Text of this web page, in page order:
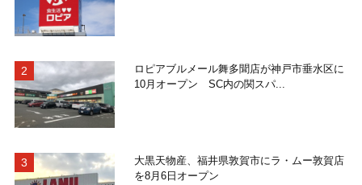
ロピアブルメール舞多聞店が神戸市垂水区に
10月オープン SC内の関スパ...
大黒天物産、福井県敦賀市にラ・ムー敦賀店
を8月6日オープン